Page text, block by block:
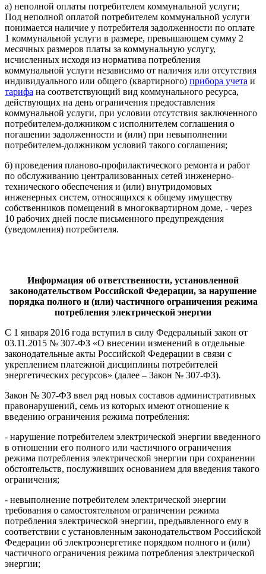
а) неполной оплаты потребителем коммунальной услуги;
Под неполной оплатой потребителем коммунальной услуги
понимается наличие у потребителя задолженности по оплате
1 коммунальной услуги в размере, превышающем сумму 2
месячных размеров платы за коммунальную услугу,
исчисленных исходя из норматива потребления
коммунальной услуги независимо от наличия или отсутствия
индивидуального или общего (квартирного) прибора учета и
тарифа на соответствующий вид коммунального ресурса,
действующих на день ограничения предоставления
коммунальной услуги, при условии отсутствия заключенного
потребителем-должником с исполнителем соглашения о
погашении задолженности и (или) при невыполнении
потребителем-должником условий такого соглашения;
б) проведения планово-профилактического ремонта и работ
по обслуживанию централизованных сетей инженерно-
технического обеспечения и (или) внутридомовых
инженерных систем, относящихся к общему имуществу
собственников помещений в многоквартирном доме, - через
10 рабочих дней после письменного предупреждения
(уведомления) потребителя.
Информация об ответственности, установленной
законодательством Российской Федерации, за нарушение
порядка полного и (или) частичного ограничения режима
потребления электрической энергии
С 1 января 2016 года вступил в силу Федеральный закон от
03.11.2015 № 307-ФЗ «О внесении изменений в отдельные
законодательные акты Российской Федерации в связи с
укреплением платежной дисциплины потребителей
энергетических ресурсов» (далее – Закон № 307-ФЗ).
Закон № 307-ФЗ ввел ряд новых составов административных
правонарушений, семь из которых имеют отношение к
введению ограничения режима потребления:
- нарушение потребителем электрической энергии введенного
в отношении его полного или частичного ограничения
режима потребления электрической энергии при сохранении
обстоятельств, послуживших основанием для введения такого
ограничения;
- невыполнение потребителем электрической энергии
требования о самостоятельном ограничении режима
потребления электрической энергии, предъявленного ему в
соответствии с установленным законодательством Российской
Федерации об электроэнергетике порядком полного и (или)
частичного ограничения режима потребления электрической
энергии;